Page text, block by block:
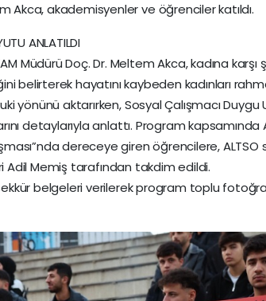
Akca, akademisyenler ve öğrenciler katıldı.
ANLATILDI
Müdürü Doç. Dr. Meltem Akca, kadına
belirterek hayatını kaybeden kadınları
yönünü aktarırken, Sosyal Çalışmacı Duygu
detaylarıyla anlattı. Program kapsamında
dereceye giren öğrencilere,
Adil Memiş tarafından takdim edildi.
belgeleri verilerek program toplu